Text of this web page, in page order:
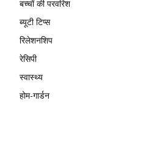
बच्चों की परवरिश
ब्यूटी टिप्स
रिलेशनशिप
रेसिपी
स्वास्थ्य
होम-गार्डन